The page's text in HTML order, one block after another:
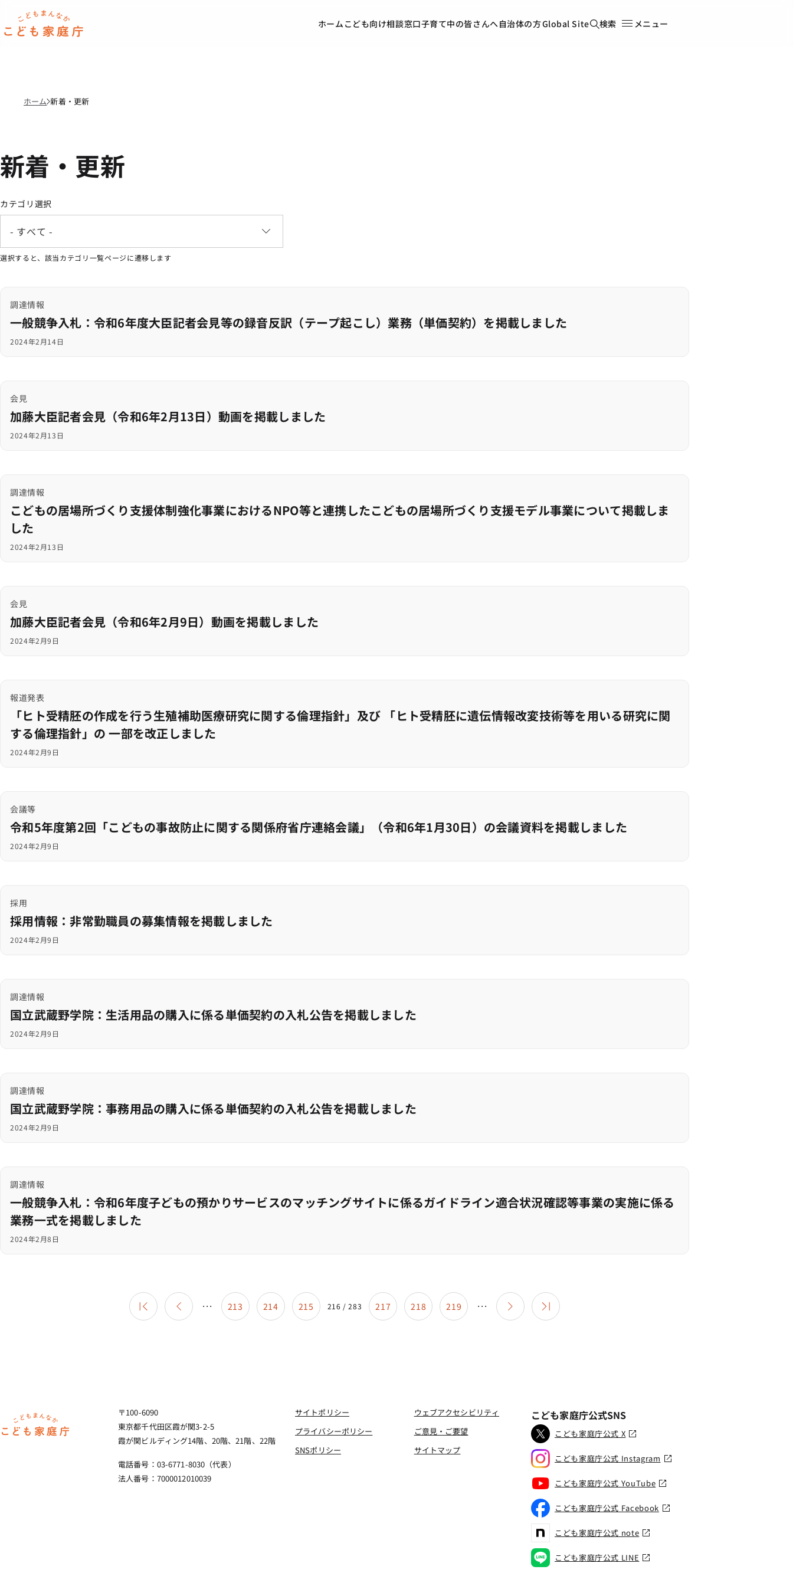
ホーム こども向け相談窓口子育て中の皆さんへ自治体の方Global Site 検索 メニュー
ホーム 新着・更新
新着・更新
カテゴリ選択
- すべて -
選択すると、該当カテゴリ一覧ページに遷移します
調達情報
一般競争入札：令和6年度大臣記者会見等の録音反訳（テープ起こし）業務（単価契約）を掲載しました
2024年2月14日
会見
加藤大臣記者会見（令和6年2月13日）動画を掲載しました
2024年2月13日
調達情報
こどもの居場所づくり支援体制強化事業におけるNPO等と連携したこどもの居場所づくり支援モデル事業について掲載しま
した
2024年2月13日
会見
加藤大臣記者会見（令和6年2月9日）動画を掲載しました
2024年2月9日
報道発表
「ヒト受精胚の作成を行う生殖補助医療研究に関する倫理指針」及び 「ヒト受精胚に遺伝情報改変技術等を用いる研究に関
する倫理指針」の 一部を改正しました
2024年2月9日
会議等
令和5年度第2回「こどもの事故防止に関する関係府省庁連絡会議」（令和6年1月30日）の会議資料を掲載しました
2024年2月9日
採用
採用情報：非常勤職員の募集情報を掲載しました
2024年2月9日
調達情報
国立武蔵野学院：生活用品の購入に係る単価契約の入札公告を掲載しました
2024年2月9日
調達情報
国立武蔵野学院：事務用品の購入に係る単価契約の入札公告を掲載しました
2024年2月9日
調達情報
一般競争入札：令和6年度子どもの預かりサービスのマッチングサイトに係るガイドライン適合状況確認等事業の実施に係る
業務一式を掲載しました
2024年2月8日
213 214 215 216 / 283 217 218 219
〒100-6090
東京都千代田区霞が関3-2-5
霞が関ビルディング14階、20階、21階、22階
電話番号：03-6771-8030（代表）
法人番号：7000012010039
サイトポリシー
プライバシーポリシー
SNSポリシー
ウェブアクセシビリティ
ご意見・ご要望
サイトマップ
こども家庭庁公式SNS
こども家庭庁公式 X
こども家庭庁公式 Instagram
こども家庭庁公式 YouTube
こども家庭庁公式 Facebook
こども家庭庁公式 note
こども家庭庁公式 LINE